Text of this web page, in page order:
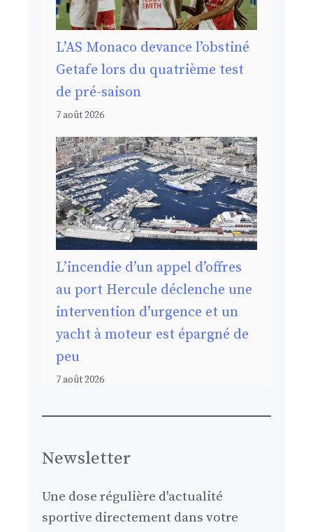
L’AS Monaco devance l’obstiné
Getafe lors du quatrième test
de pré-saison
7 août 2026
L’incendie d’un appel d’offres
au port Hercule déclenche une
intervention d’urgence et un
yacht à moteur est épargné de
peu
7 août 2026
Newsletter
Une dose régulière d'actualité
sportive directement dans votre